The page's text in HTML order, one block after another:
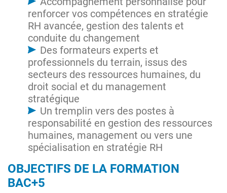
renforcer vos compétences en stratégie
RH avancée, gestion des talents et
conduite du changement
Des formateurs experts et
professionnels du terrain, issus des
secteurs des ressources humaines, du
droit social et du management
stratégique
Un tremplin vers des postes à
responsabilité en gestion des ressources
humaines, management ou vers une
spécialisation en stratégie RH
OBJECTIFS DE LA FORMATION
BAC+5